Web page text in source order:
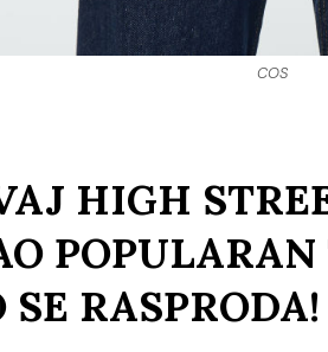
COS
HIGH
RASPRODA!